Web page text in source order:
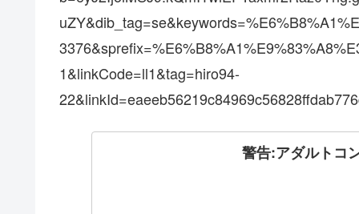
1&linkCode=ll1&tag=hiro94-
警告:アダルトコ